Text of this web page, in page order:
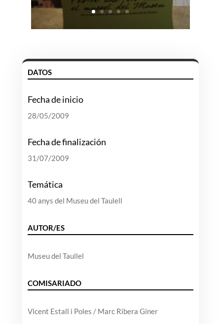
DATOS
Fecha de inicio
28/05/2009
Fecha de finalización
31/07/2009
Temática
40 anys del Museu del Taulell
AUTOR/ES
Museu del Taullel
COMISARIADO
Vicent Estall i Poles / Marc Ribera Giner